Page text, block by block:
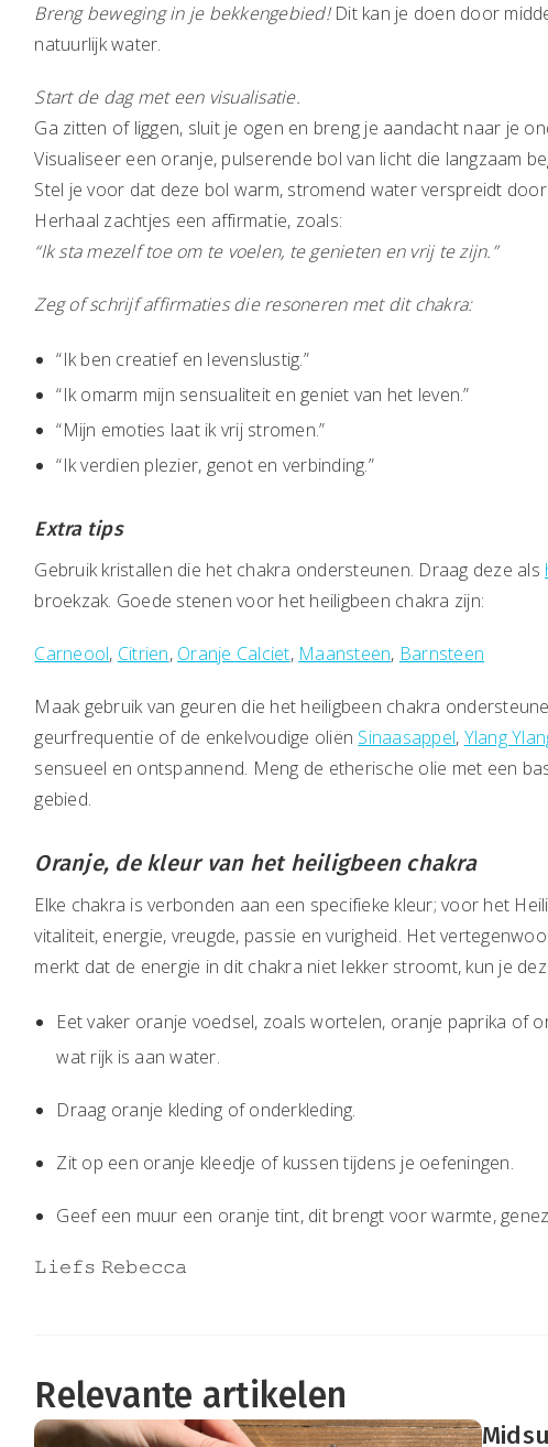
Breng beweging in je bekkengebied! Dit kan je doen door
natuurlijk water.
Start de dag met een visualisatie.
Ga zitten of liggen, sluit je ogen en breng je aandacht naar je
Visualiseer een oranje, pulserende bol van licht die langzaam
Stel je voor dat deze bol warm, stromend water verspreidt
Herhaal zachtjes een affirmatie, zoals:
“Ik sta mezelf toe om te voelen, te genieten en vrij te zijn.”
Zeg of schrijf affirmaties die resoneren met dit chakra:
“Ik ben creatief en levenslustig.”
“Ik omarm mijn sensualiteit en geniet van het leven.”
“Mijn emoties laat ik vrij stromen.”
“Ik verdien plezier, genot en verbinding.”
Extra tips
Gebruik kristallen die het chakra ondersteunen. Draag deze als
broekzak. Goede stenen voor het heiligbeen chakra zijn:
Carneool, Citrien, Oranje Calciet, Maansteen, Barnsteen
Maak gebruik van geuren die het heiligbeen chakra
geurfrequentie of de enkelvoudige oliën Sinaasappel, Ylang
sensueel en ontspannend. Meng de etherische olie met een
gebied.
Oranje, de kleur van het heiligbeen chakra
Elke chakra is verbonden aan een specifieke kleur; voor het
vitaliteit, energie, vreugde, passie en vurigheid. Het
merkt dat de energie in dit chakra niet lekker stroomt, kun je
Eet vaker oranje voedsel, zoals wortelen, oranje paprika of
wat rijk is aan water.
Draag oranje kleding of onderkleding.
Zit op een oranje kleedje of kussen tijdens je oefeningen.
Geef een muur een oranje tint, dit brengt voor warmte,
𝙻𝚒𝚎𝚏𝚜 𝚁𝚎𝚋𝚎𝚌𝚌𝚊
Relevante artikelen